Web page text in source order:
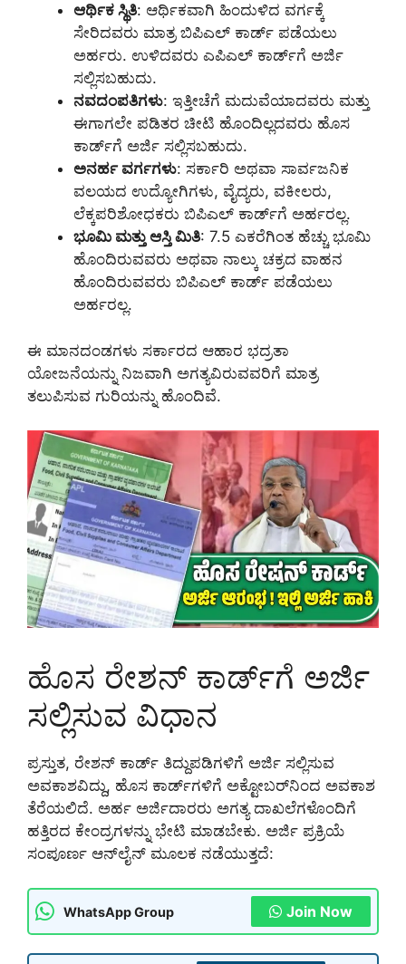
ಆರ್ಥಿಕ ಸ್ಥಿತಿ: ಆರ್ಥಿಕವಾಗಿ ಹಿಂದುಳಿದ ವರ್ಗಕ್ಕೆ
ಸೇರಿದವರು ಮಾತ್ರ ಬಿಪಿಎಲ್ ಕಾರ್ಡ್ ಪಡೆಯಲು
ಅರ್ಹರು. ಉಳಿದವರು ಎಪಿಎಲ್ ಕಾರ್ಡ್‌ಗೆ ಅರ್ಜಿ
ಸಲ್ಲಿಸಬಹುದು.
ನವದಂಪತಿಗಳು: ಇತ್ತೀಚೆಗೆ ಮದುವೆಯಾದವರು ಮತ್ತು
ಈಗಾಗಲೇ ಪಡಿತರ ಚೀಟಿ ಹೊಂದಿಲ್ಲದವರು ಹೊಸ
ಕಾರ್ಡ್‌ಗೆ ಅರ್ಜಿ ಸಲ್ಲಿಸಬಹುದು.
ಅನರ್ಹ ವರ್ಗಗಳು: ಸರ್ಕಾರಿ ಅಥವಾ ಸಾರ್ವಜನಿಕ
ವಲಯದ ಉದ್ಯೋಗಿಗಳು, ವೈದ್ಯರು, ವಕೀಲರು,
ಲೆಕ್ಕಪರಿಶೋಧಕರು ಬಿಪಿಎಲ್ ಕಾರ್ಡ್‌ಗೆ ಅರ್ಹರಲ್ಲ.
ಭೂಮಿ ಮತ್ತು ಆಸ್ತಿ ಮಿತಿ: 7.5 ಎಕರೆಗಿಂತ ಹೆಚ್ಚು ಭೂಮಿ
ಹೊಂದಿರುವವರು ಅಥವಾ ನಾಲ್ಕು ಚಕ್ರದ ವಾಹನ
ಹೊಂದಿರುವವರು ಬಿಪಿಎಲ್ ಕಾರ್ಡ್ ಪಡೆಯಲು
ಅರ್ಹರಲ್ಲ.
ಈ ಮಾನದಂಡಗಳು ಸರ್ಕಾರದ ಆಹಾರ ಭದ್ರತಾ
ಯೋಜನೆಯನ್ನು ನಿಜವಾಗಿ ಅಗತ್ಯವಿರುವವರಿಗೆ ಮಾತ್ರ
ತಲುಪಿಸುವ ಗುರಿಯನ್ನು ಹೊಂದಿವೆ.
ಹೊಸ ರೇಶನ್ ಕಾರ್ಡ್‌ಗೆ ಅರ್ಜಿ
ಸಲ್ಲಿಸುವ ವಿಧಾನ
ಪ್ರಸ್ತುತ, ರೇಶನ್ ಕಾರ್ಡ್ ತಿದ್ದುಪಡಿಗಳಿಗೆ ಅರ್ಜಿ ಸಲ್ಲಿಸುವ
ಅವಕಾಶವಿದ್ದು, ಹೊಸ ಕಾರ್ಡ್‌ಗಳಿಗೆ ಅಕ್ಟೋಬರ್‌ನಿಂದ ಅವಕಾಶ
ತೆರೆಯಲಿದೆ. ಅರ್ಹ ಅರ್ಜಿದಾರರು ಅಗತ್ಯ ದಾಖಲೆಗಳೊಂದಿಗೆ
ಹತ್ತಿರದ ಕೇಂದ್ರಗಳನ್ನು ಭೇಟಿ ಮಾಡಬೇಕು. ಅರ್ಜಿ ಪ್ರಕ್ರಿಯೆ
ಸಂಪೂರ್ಣ ಆನ್‌ಲೈನ್ ಮೂಲಕ ನಡೆಯುತ್ತದೆ:
WhatsApp Group Join Now